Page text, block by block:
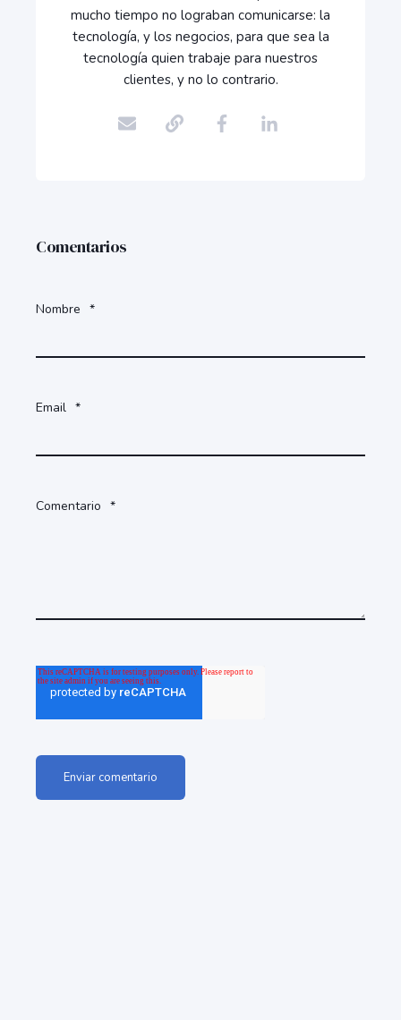
mucho tiempo no lograban comunicarse: la
tecnología, y los negocios, para que sea la
tecnología quien trabaje para nuestros
clientes, y no lo contrario.
Comentarios
Nombre *
Email *
Comentario *